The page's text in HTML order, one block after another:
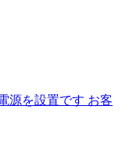
源を設置です お客